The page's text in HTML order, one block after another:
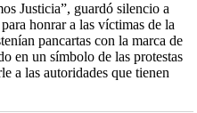
Justicia”, guardó silencio a
honrar a las víctimas de la
pancartas con la marca de
en un símbolo de las protestas
a las autoridades que tienen